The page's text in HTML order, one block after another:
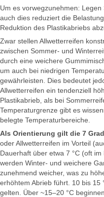
Um es vorwegzunehmen:
auch dies reduziert die
Reduktion des Plastikabriebs
Zwar stellen Allwetterreifen
zwischen Sommer- und
durch eine weichere
um auch bei niedrigen
gewährleisten. Dies bedeutet
Allwetterreifen ein tendenziell
Plastikabrieb, als bei
Temperaturgrenze gibt es
belegte Temperaturbereiche.
Als Orientierung gilt die 7
oder Allwetterreifen im Vorteil
Dauerhaft über etwa 7 °C (oft
werden Winter- und weichere
zunehmend weicher, was zu
erhöhtem Abrieb führt. 10 bis 15
gelten. Über ~15–20 °C